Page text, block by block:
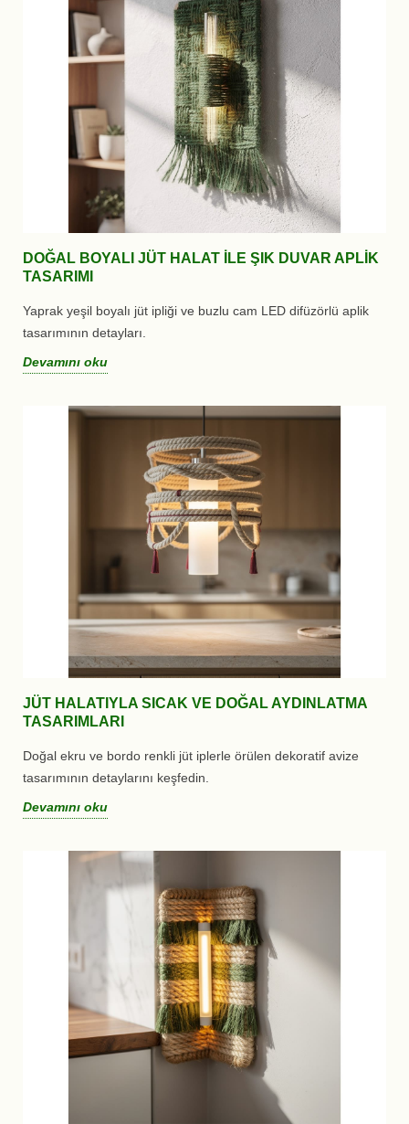
DOĞAL BOYALI JÜT HALAT ILE ŞIK DUVAR APLIK
TASARIMI
Yaprak yeşil boyalı jüt ipliği ve buzlu cam LED difüzörlü aplik
tasarımının detayları.
Devamını oku
JÜT HALATIYLA SICAK VE DOĞAL AYDINLATMA
TASARIMLARI
Doğal ekru ve bordo renkli jüt iplerle örülen dekoratif avize
tasarımının detaylarını keşfedin.
Devamını oku